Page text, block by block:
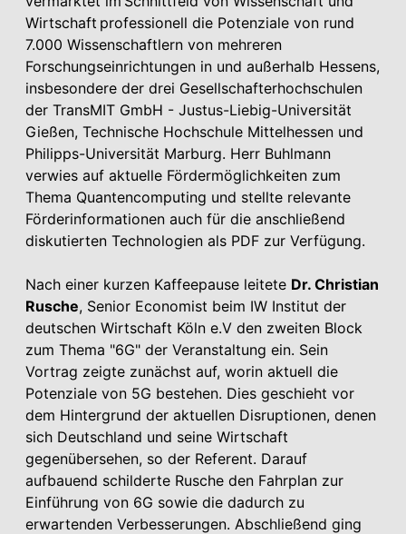
Wirtschaft professionell die Potenziale von rund
7.000 Wissenschaftlern von mehreren
Forschungseinrichtungen in und außerhalb Hessens,
insbesondere der drei Gesellschafterhochschulen
der TransMIT GmbH - Justus-Liebig-Universität
Gießen, Technische Hochschule Mittelhessen und
Philipps-Universität Marburg. Herr Buhlmann
verwies auf aktuelle Fördermöglichkeiten zum
Thema Quantencomputing und stellte relevante
Förderinformationen auch für die anschließend
diskutierten Technologien als PDF zur Verfügung.
Nach einer kurzen Kaffeepause leitete Dr. Christian
Rusche, Senior Economist beim IW Institut der
deutschen Wirtschaft Köln e.V den zweiten Block
zum Thema "6G" der Veranstaltung ein. Sein
Vortrag zeigte zunächst auf, worin aktuell die
Potenziale von 5G bestehen. Dies geschieht vor
dem Hintergrund der aktuellen Disruptionen, denen
sich Deutschland und seine Wirtschaft
gegenübersehen, so der Referent. Darauf
aufbauend schilderte Rusche den Fahrplan zur
Einführung von 6G sowie die dadurch zu
erwartenden Verbesserungen. Abschließend ging